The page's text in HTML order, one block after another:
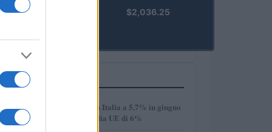
PRIME)
$2,036.25
PIÙ LETTI
1
Disoccupazione in Italia a 5,7% in giugno
2026, sotto la media UE di 6%